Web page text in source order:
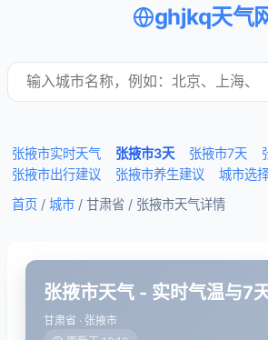
ghjkq天气
张掖市实时天气 张掖市3天 张掖市7天
张掖市出行建议
张掖市养生建议
城市选
首页 / 城市 / 甘肃省 / 张掖市天气详情
张掖市天气 - 实时气温与7
甘肃省 · 张掖市